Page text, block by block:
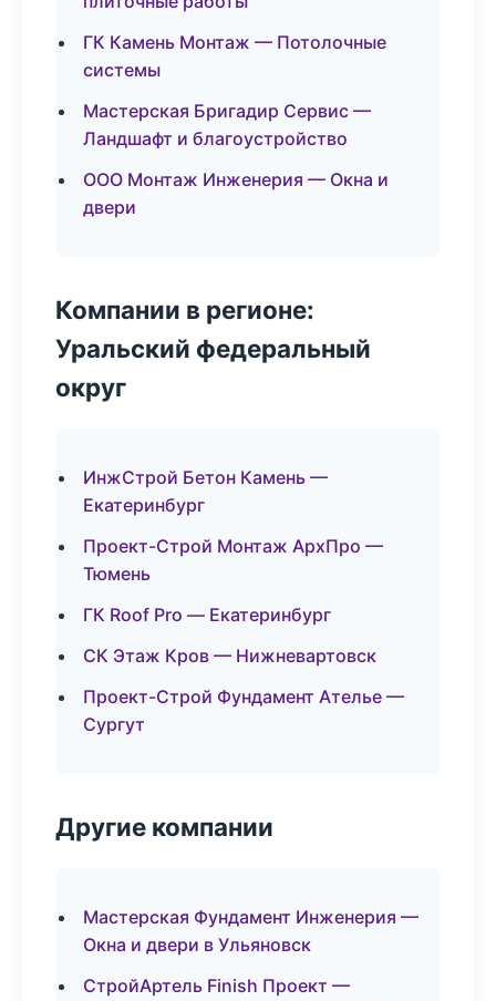
ГК Камень Монтаж — Потолочные
системы
Мастерская Бригадир Сервис —
Ландшафт и благоустройство
ООО Монтаж Инженерия — Окна и
двери
Компании в регионе:
Уральский федеральный
округ
ИнжСтрой Бетон Камень —
Екатеринбург
Проект-Строй Монтаж АрхПро —
Тюмень
ГК Roof Pro — Екатеринбург
СК Этаж Кров — Нижневартовск
Проект-Строй Фундамент Ателье —
Сургут
Другие компании
Мастерская Фундамент Инженерия —
Окна и двери в Ульяновск
СтройАртель Finish Проект —